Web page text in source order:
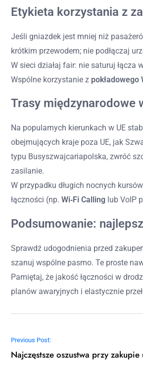
Etykieta korzystania z
Jeśli gniazdek jest mniej niż
krótkim przewodem; nie podłączaj
W sieci działaj fair: nie saturuj
Wspólne korzystanie z pokładowego
Trasy międzynarodowe
Na popularnych kierunkach w UE
obejmujących kraje poza UE, jak
typu Busyszwajcariapolska, zwróć
zasilanie.
W przypadku długich nocnych
łączności (np. Wi‑Fi Calling lub VoIP
Podsumowanie:
Sprawdź udogodnienia przed
szanuj wspólne pasmo. Te proste
Pamiętaj, że jakość łączności w
planów awaryjnych i elastycznie
Nawigacja wpisu
Previous Post:
Najczęstsze oszustwa przy